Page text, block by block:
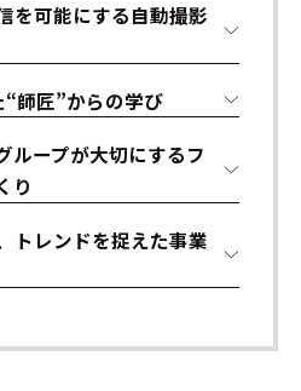
を可能にする自動撮影
師匠”からの学び
ループが大切にするフ
り
トレンドを捉えた事業